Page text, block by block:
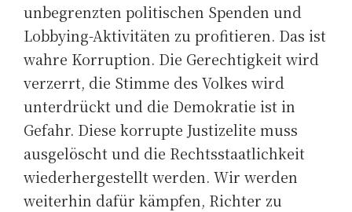
unbegrenzten politischen Spenden und
Lobbying-Aktivitäten zu profitieren. Das ist
wahre Korruption. Die Gerechtigkeit wird
verzerrt, die Stimme des Volkes wird
unterdrückt und die Demokratie ist in
Gefahr. Diese korrupte Justizelite muss
ausgelöscht und die Rechtsstaatlichkeit
wiederhergestellt werden. Wir werden
weiterhin dafür kämpfen, Richter zu